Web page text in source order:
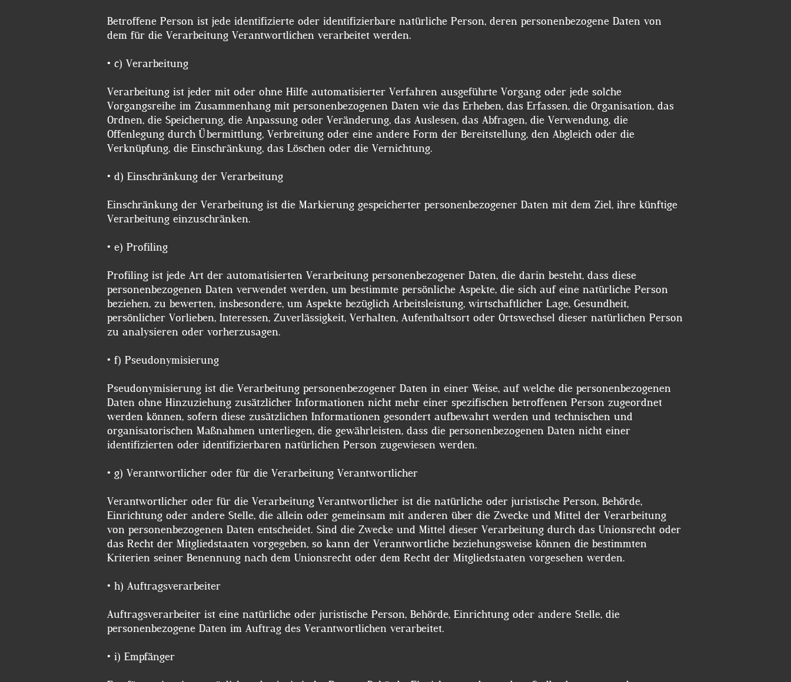
Betroffene Person ist jede identifizierte oder identifizierbare natürliche Person, deren personenbezogene Daten von
dem für die Verarbeitung Verantwortlichen verarbeitet werden.
• c) Verarbeitung
Verarbeitung ist jeder mit oder ohne Hilfe automatisierter Verfahren ausgeführte Vorgang oder jede solche
Vorgangsreihe im Zusammenhang mit personenbezogenen Daten wie das Erheben, das Erfassen, die Organisation, das
Ordnen, die Speicherung, die Anpassung oder Veränderung, das Auslesen, das Abfragen, die Verwendung, die
Offenlegung durch Übermittlung, Verbreitung oder eine andere Form der Bereitstellung, den Abgleich oder die
Verknüpfung, die Einschränkung, das Löschen oder die Vernichtung.
• d) Einschränkung der Verarbeitung
Einschränkung der Verarbeitung ist die Markierung gespeicherter personenbezogener Daten mit dem Ziel, ihre künftige
Verarbeitung einzuschränken.
• e) Profiling
Profiling ist jede Art der automatisierten Verarbeitung personenbezogener Daten, die darin besteht, dass diese
personenbezogenen Daten verwendet werden, um bestimmte persönliche Aspekte, die sich auf eine natürliche Person
beziehen, zu bewerten, insbesondere, um Aspekte bezüglich Arbeitsleistung, wirtschaftlicher Lage, Gesundheit,
persönlicher Vorlieben, Interessen, Zuverlässigkeit, Verhalten, Aufenthaltsort oder Ortswechsel dieser natürlichen Person
zu analysieren oder vorherzusagen.
• f) Pseudonymisierung
Pseudonymisierung ist die Verarbeitung personenbezogener Daten in einer Weise, auf welche die personenbezogenen
Daten ohne Hinzuziehung zusätzlicher Informationen nicht mehr einer spezifischen betroffenen Person zugeordnet
werden können, sofern diese zusätzlichen Informationen gesondert aufbewahrt werden und technischen und
organisatorischen Maßnahmen unterliegen, die gewährleisten, dass die personenbezogenen Daten nicht einer
identifizierten oder identifizierbaren natürlichen Person zugewiesen werden.
• g) Verantwortlicher oder für die Verarbeitung Verantwortlicher
Verantwortlicher oder für die Verarbeitung Verantwortlicher ist die natürliche oder juristische Person, Behörde,
Einrichtung oder andere Stelle, die allein oder gemeinsam mit anderen über die Zwecke und Mittel der Verarbeitung
von personenbezogenen Daten entscheidet. Sind die Zwecke und Mittel dieser Verarbeitung durch das Unionsrecht oder
das Recht der Mitgliedstaaten vorgegeben, so kann der Verantwortliche beziehungsweise können die bestimmten
Kriterien seiner Benennung nach dem Unionsrecht oder dem Recht der Mitgliedstaaten vorgesehen werden.
• h) Auftragsverarbeiter
Auftragsverarbeiter ist eine natürliche oder juristische Person, Behörde, Einrichtung oder andere Stelle, die
personenbezogene Daten im Auftrag des Verantwortlichen verarbeitet.
• i) Empfänger